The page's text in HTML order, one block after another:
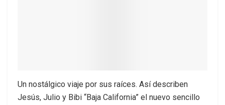
Un nostálgico viaje por sus raíces. Así describen
Jesús, Julio y Bibi “Baja California” el nuevo sencillo